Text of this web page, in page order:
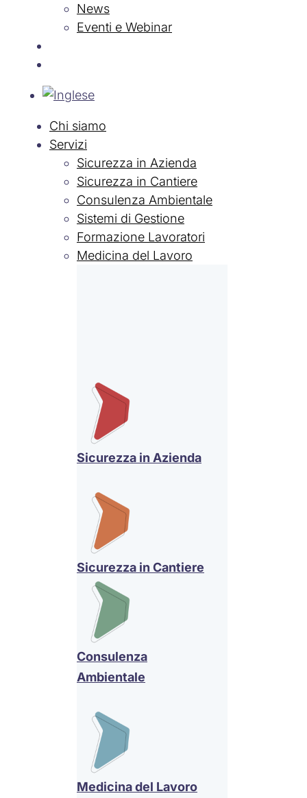
News
Eventi e Webinar
Chi siamo
Servizi
Sicurezza in Azienda
Sicurezza in Cantiere
Consulenza Ambientale
Sistemi di Gestione
Formazione Lavoratori
Medicina del Lavoro
Sicurezza in Azienda
Sicurezza in Cantiere
Consulenza
Ambientale
Medicina del Lavoro